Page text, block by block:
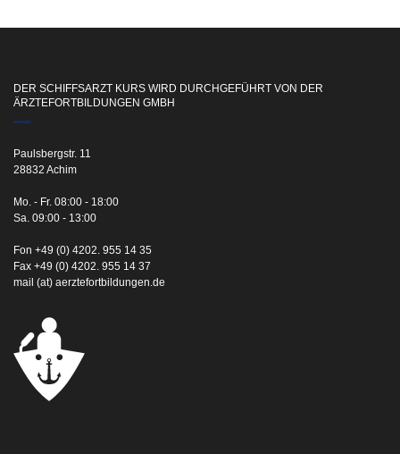
DER SCHIFFSARZT KURS WIRD DURCHGEFÜHRT VON DER
ÄRZTEFORTBILDUNGEN GMBH
Paulsbergstr. 11
28832 Achim
Mo. - Fr. 08:00 - 18:00
Sa. 09:00 - 13:00
Fon +49 (0) 4202. 955 14 35
Fax +49 (0) 4202. 955 14 37
mail (at) aerztefortbildungen.de